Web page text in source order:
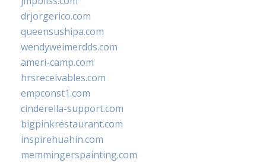
drjorgerico.com
queensushipa.com
wendyweimerdds.com
ameri-camp.com
hrsreceivables.com
empconst1.com
cinderella-support.com
bigpinkrestaurant.com
inspirehuahin.com
memmingerspainting.com